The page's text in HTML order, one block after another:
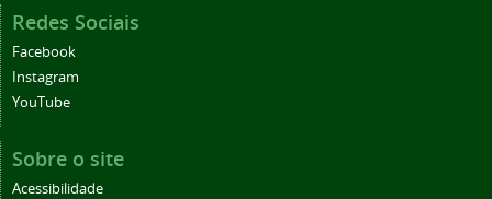
Redes Sociais
Facebook
Instagram
YouTube
Sobre o site
Acessibilidade